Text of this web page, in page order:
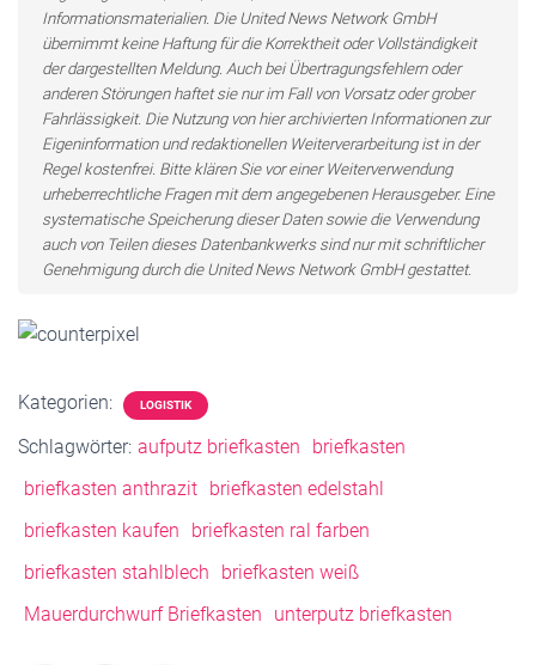
Informationsmaterialien. Die United News Network GmbH
übernimmt keine Haftung für die Korrektheit oder Vollständigkeit
der dargestellten Meldung. Auch bei Übertragungsfehlern oder
anderen Störungen haftet sie nur im Fall von Vorsatz oder grober
Fahrlässigkeit. Die Nutzung von hier archivierten Informationen zur
Eigeninformation und redaktionellen Weiterverarbeitung ist in der
Regel kostenfrei. Bitte klären Sie vor einer Weiterverwendung
urheberrechtliche Fragen mit dem angegebenen Herausgeber. Eine
systematische Speicherung dieser Daten sowie die Verwendung
auch von Teilen dieses Datenbankwerks sind nur mit schriftlicher
Genehmigung durch die United News Network GmbH gestattet.
Kategorien: LOGISTIK
Schlagwörter: aufputz briefkasten
briefkasten
briefkasten anthrazit
briefkasten edelstahl
briefkasten kaufen
briefkasten ral farben
briefkasten stahlblech
briefkasten weiß
Mauerdurchwurf Briefkasten
unterputz briefkasten